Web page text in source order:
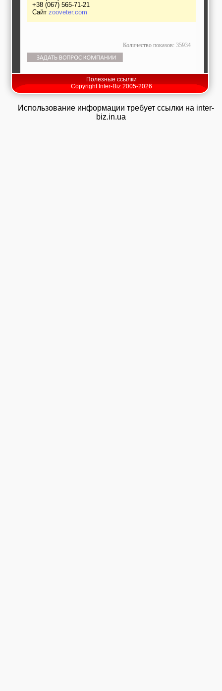
+38 (067) 565-71-21
Сайт zooveter.com
Количество показов: 35934
Полезные ссылки
Copyright Inter-Biz 2005-2026
Использование информации требует ссылки на inter-
biz.in.ua